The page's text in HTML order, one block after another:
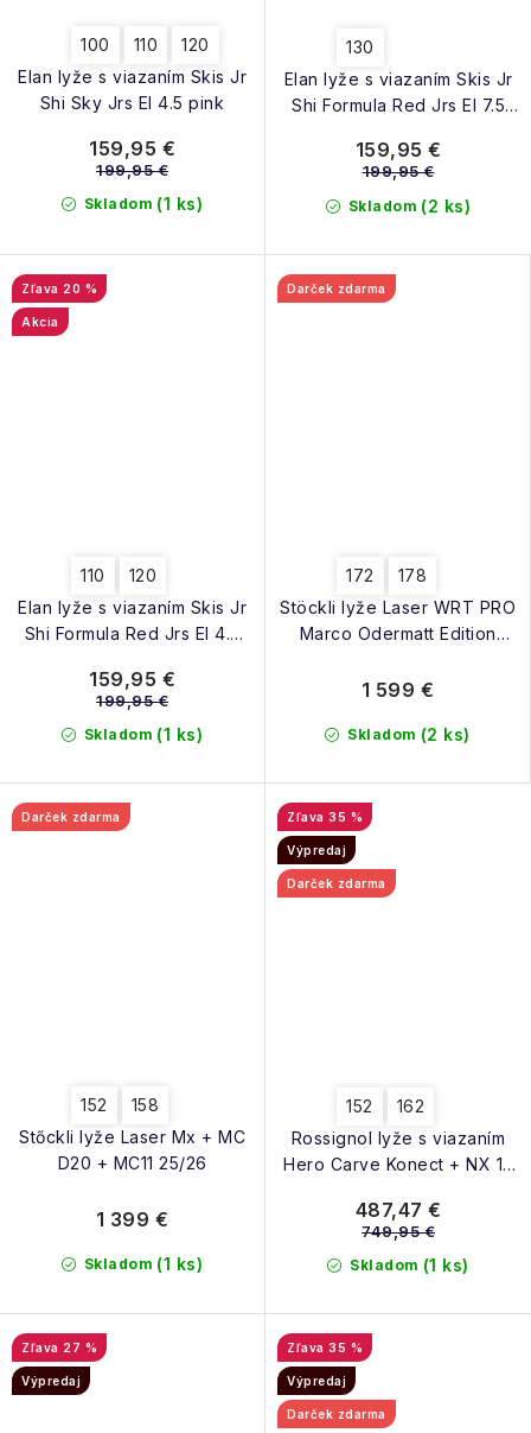
Elan lyže s viazaním Skis Jr
Shi Sky Jrs El 4.5 pink
100 110 120
Skladom (1 ks)
159,95 €
199,95 €
Elan lyže s viazaním Skis Jr
Shi Formula Red Jrs El 7.5
130
Skladom (2 ks)
159,95 €
199,95 €
Elan lyže s viazaním Skis Jr
Shi Formula Red Jrs El 4.5
20 %
Akcia
110 120
Skladom (1 ks)
159,95 €
199,95 €
Stöckli lyže Laser WRT PRO
Marco Odermatt Edition
Darček zdarma
172 178
Skladom (2 ks)
1 599 €
Stőckli lyže Laser Mx + MC
D20 + MC11 25/26
Darček zdarma
152 158
Skladom (1 ks)
1 399 €
Rossignol lyže s viazaním
Hero Carve Konect + NX 12
25/26
35 %
Výpredaj
Darček zdarma
152 162
Skladom (1 ks)
487,47 €
749,95 €
27 %
Výpredaj
35 %
Výpredaj
Darček zdarma